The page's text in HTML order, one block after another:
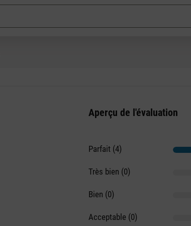
Aperçu de l'évaluation
Parfait (4)
Très bien (0)
Bien (0)
Acceptable (0)